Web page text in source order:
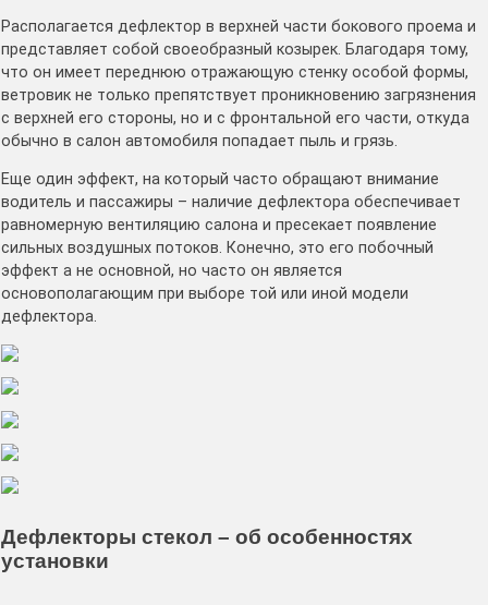
Располагается дефлектор в верхней части бокового проема и
представляет собой своеобразный козырек. Благодаря тому,
что он имеет переднюю отражающую стенку особой формы,
ветровик не только препятствует проникновению загрязнения
с верхней его стороны, но и с фронтальной его части, откуда
обычно в салон автомобиля попадает пыль и грязь.
Еще один эффект, на который часто обращают внимание
водитель и пассажиры – наличие дефлектора обеспечивает
равномерную вентиляцию салона и пресекает появление
сильных воздушных потоков. Конечно, это его побочный
эффект а не основной, но часто он является
основополагающим при выборе той или иной модели
дефлектора.
Дефлекторы стекол – об особенностях
установки